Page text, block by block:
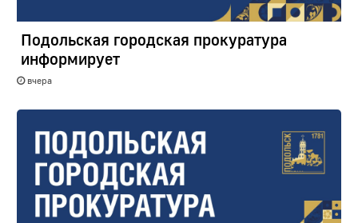
Подольская городская прокуратура
информирует
вчера